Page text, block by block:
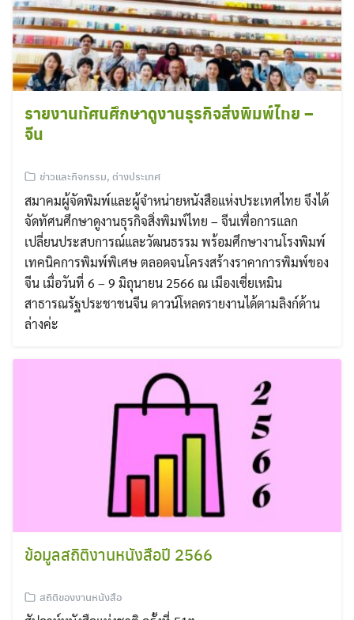
รายงานทัศนศึกษาดูงานธุรกิจสิ่งพิมพ์ไทย –
จีน
ข่าวและกิจกรรม, ต่างประเทศ
สมาคมผู้จัดพิมพ์และผู้จำหน่ายหนังสือแห่งประเทศไทย จึงได้
จัดทัศนศึกษาดูงานธุรกิจสิ่งพิมพ์ไทย – จีนเพื่อการแลก
เปลี่ยนประสบการณ์และวัฒนธรรม พร้อมศึกษางานโรงพิมพ์
เทคนิคการพิมพ์พิเศษ ตลอดจนโครงสร้างราคาการพิมพ์ของ
จีน เมื่อวันที่ 6 – 9 มิถุนายน 2566 ณ เมืองเซี่ยเหมิน
สาธารณรัฐประชาชนจีน ดาวน์โหลดรายงานได้ตามลิงก์ด้าน
ล่างค่ะ
ข้อมูลสถิติงานหนังสือปี 2566
สถิติของงานหนังสือ